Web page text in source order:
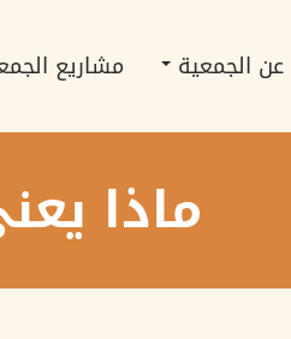
عن الجمعية مشاريع
ماذا